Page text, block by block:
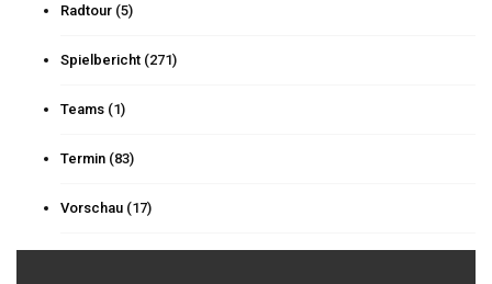
Radtour (5)
Spielbericht (271)
Teams (1)
Termin (83)
Vorschau (17)